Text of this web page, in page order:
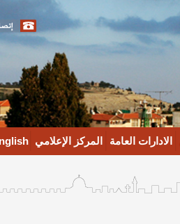
الادارات العامة المركز الإعلامي